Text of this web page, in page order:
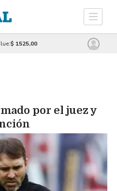
$ 1525,00
por el juez y